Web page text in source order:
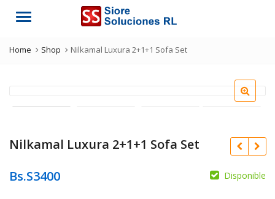
Menu
Home Shop Nilkamal Luxura 2+1+1 Sofa Set
Nilkamal Luxura 2+1+1 Sofa Set
Bs.S3400 Disponible